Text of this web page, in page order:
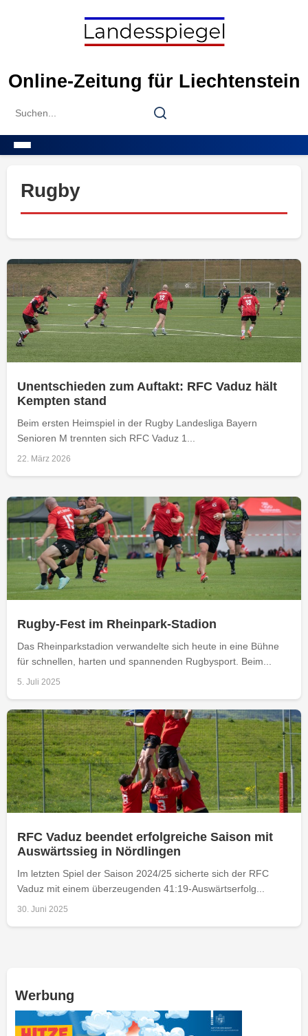
Online-Zeitung für Liechtenstein
Search
Search
Rugby
Unentschieden zum Auftakt: RFC Vaduz hält
Kempten stand
Beim ersten Heimspiel in der Rugby Landesliga Bayern
Senioren M trennten sich RFC Vaduz 1...
22. März 2026
Rugby-Fest im Rheinpark-Stadion
Das Rheinparkstadion verwandelte sich heute in eine Bühne
für schnellen, harten und spannenden Rugbysport. Beim...
5. Juli 2025
RFC Vaduz beendet erfolgreiche Saison mit
Auswärtssieg in Nördlingen
Im letzten Spiel der Saison 2024/25 sicherte sich der RFC
Vaduz mit einem überzeugenden 41:19-Auswärtserfolg...
30. Juni 2025
Werbung